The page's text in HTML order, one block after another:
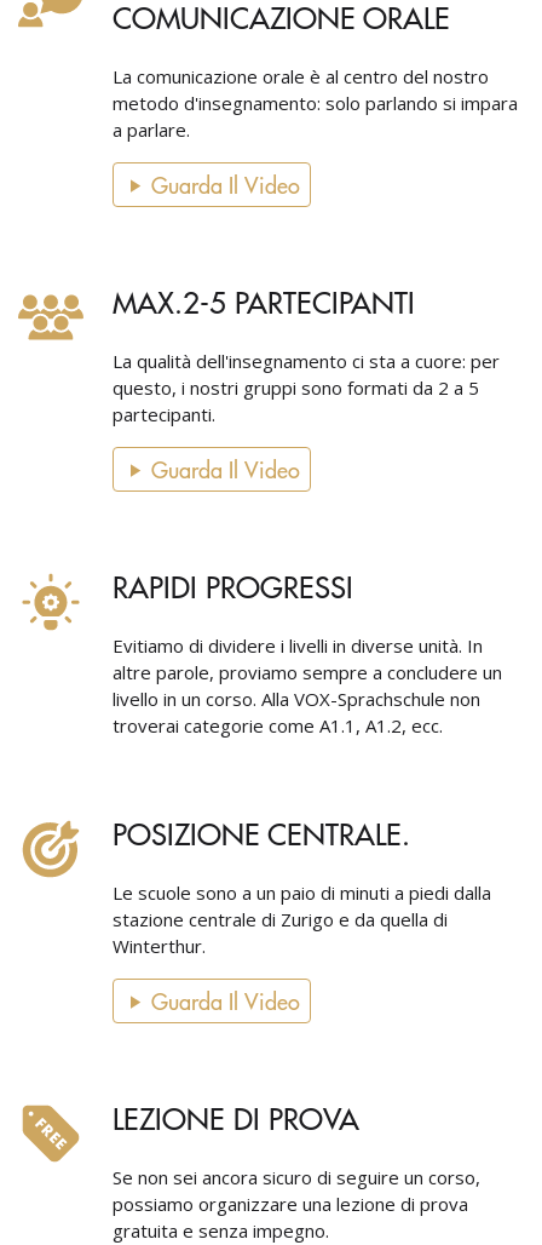
COMUNICAZIONE ORALE
La comunicazione orale è al centro del nostro
metodo d'insegnamento: solo parlando si impara
a parlare.
Guarda Il Video
MAX.2-5 PARTECIPANTI
La qualità dell'insegnamento ci sta a cuore: per
questo, i nostri gruppi sono formati da 2 a 5
partecipanti.
Guarda Il Video
RAPIDI PROGRESSI
Evitiamo di dividere i livelli in diverse unità. In
altre parole, proviamo sempre a concludere un
livello in un corso. Alla VOX-Sprachschule non
troverai categorie come A1.1, A1.2, ecc.
POSIZIONE CENTRALE.
Le scuole sono a un paio di minuti a piedi dalla
stazione centrale di Zurigo e da quella di
Winterthur.
Guarda Il Video
LEZIONE DI PROVA
Se non sei ancora sicuro di seguire un corso,
possiamo organizzare una lezione di prova
gratuita e senza impegno.